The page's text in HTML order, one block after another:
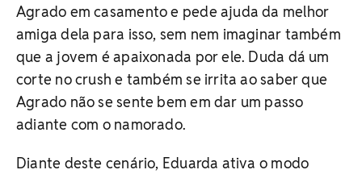
Agrado em casamento e pede ajuda da melhor
amiga dela para isso, sem nem imaginar também
que a jovem é apaixonada por ele. Duda dá um
corte no crush e também se irrita ao saber que
Agrado não se sente bem em dar um passo
adiante com o namorado.
Diante deste cenário, Eduarda ativa o modo